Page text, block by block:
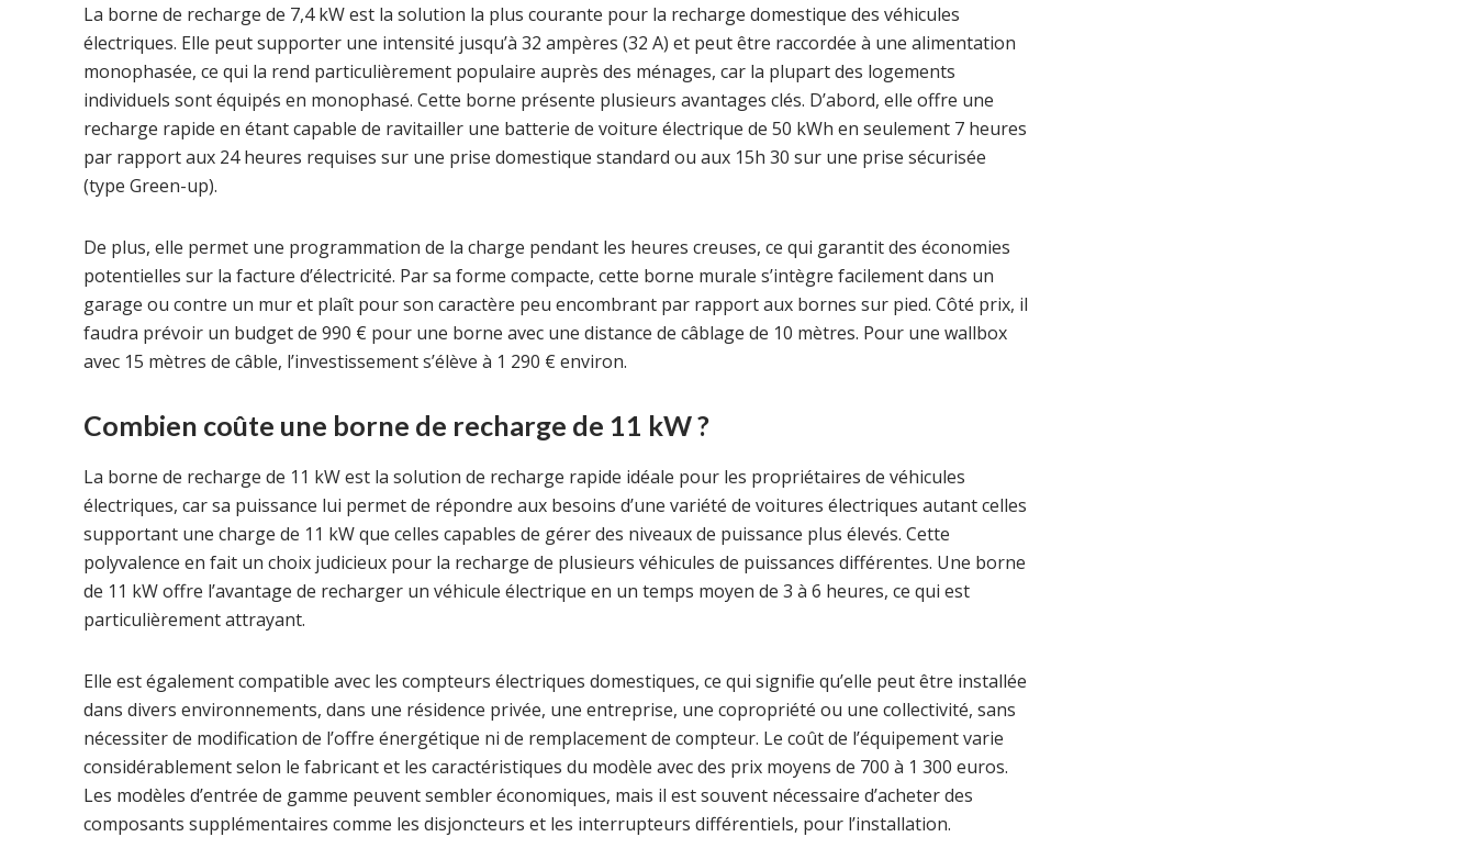
La borne de recharge de 7,4 kW est la solution la plus courante pour la recharge domestique des véhicules
électriques. Elle peut supporter une intensité jusqu’à 32 ampères (32 A) et peut être raccordée à une alimentation
monophasée, ce qui la rend particulièrement populaire auprès des ménages, car la plupart des logements
individuels sont équipés en monophasé. Cette borne présente plusieurs avantages clés. D’abord, elle offre une
recharge rapide en étant capable de ravitailler une batterie de voiture électrique de 50 kWh en seulement 7 heures
par rapport aux 24 heures requises sur une prise domestique standard ou aux 15h 30 sur une prise sécurisée
(type Green-up).
De plus, elle permet une programmation de la charge pendant les heures creuses, ce qui garantit des économies
potentielles sur la facture d’électricité. Par sa forme compacte, cette borne murale s’intègre facilement dans un
garage ou contre un mur et plaît pour son caractère peu encombrant par rapport aux bornes sur pied. Côté prix, il
faudra prévoir un budget de 990 € pour une borne avec une distance de câblage de 10 mètres. Pour une wallbox
avec 15 mètres de câble, l’investissement s’élève à 1 290 € environ.
Combien coûte une borne de recharge de 11 kW ?
La borne de recharge de 11 kW est la solution de recharge rapide idéale pour les propriétaires de véhicules
électriques, car sa puissance lui permet de répondre aux besoins d’une variété de voitures électriques autant celles
supportant une charge de 11 kW que celles capables de gérer des niveaux de puissance plus élevés. Cette
polyvalence en fait un choix judicieux pour la recharge de plusieurs véhicules de puissances différentes. Une borne
de 11 kW offre l’avantage de recharger un véhicule électrique en un temps moyen de 3 à 6 heures, ce qui est
particulièrement attrayant.
Elle est également compatible avec les compteurs électriques domestiques, ce qui signifie qu’elle peut être installée
dans divers environnements, dans une résidence privée, une entreprise, une copropriété ou une collectivité, sans
nécessiter de modification de l’offre énergétique ni de remplacement de compteur. Le coût de l’équipement varie
considérablement selon le fabricant et les caractéristiques du modèle avec des prix moyens de 700 à 1 300 euros.
Les modèles d’entrée de gamme peuvent sembler économiques, mais il est souvent nécessaire d’acheter des
composants supplémentaires comme les disjoncteurs et les interrupteurs différentiels, pour l’installation.